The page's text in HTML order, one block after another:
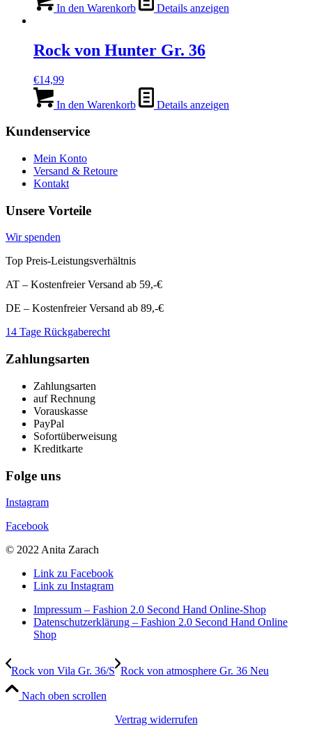
war: ist:
In den Warenkorb Details anzeigen
Rock von Hunter Gr. 36
€14,99
In den Warenkorb Details anzeigen
Kundenservice
Mein Konto
Versand & Retoure
Kontakt
Unsere Vorteile
Wir spenden
Top Preis-Leistungsverhältnis
AT – Kostenfreier Versand ab 59,-€
DE – Kostenfreier Versand ab 89,-€
14 Tage Rückgaberecht
Zahlungsarten
Zahlungsarten
auf Rechnung
Vorauskasse
PayPal
Sofortüberweisung
Kreditkarte
Folge uns
Instagram
Facebook
© 2022 Anita Zarach
Link zu Facebook
Link zu Instagram
Impressum – Fashion 2.0 Second Hand Online-Shop
Datenschutzerklärung – Fashion 2.0 Second Hand Online
Shop
Rock von Vila Gr. 36/S Rock von atmosphere Gr. 36 Neu
Nach oben scrollen
Vertrag widerrufen